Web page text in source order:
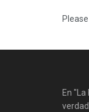
Please
En